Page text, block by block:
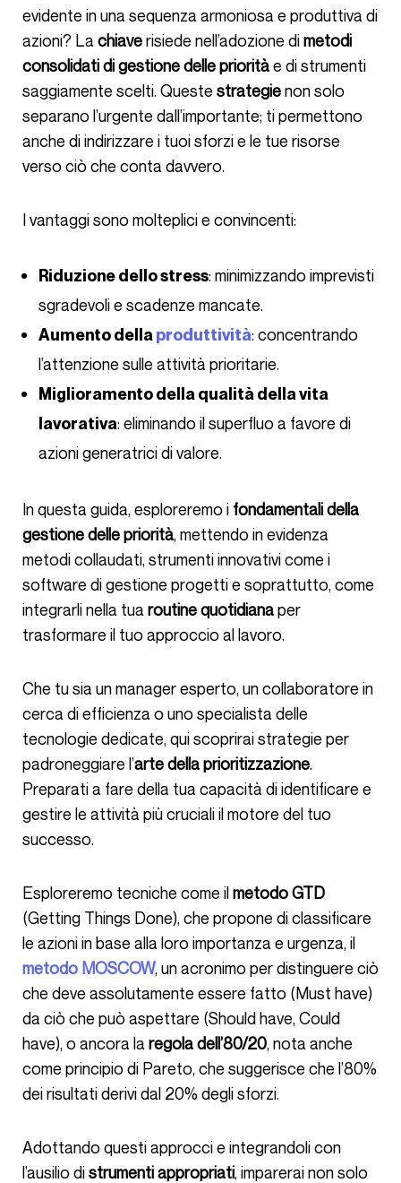
evidente in una sequenza armoniosa e produttiva di
azioni? La chiaverisiede nell’adozione dimetodi
consolidati di gestione delle prioritàe di strumenti
saggiamente scelti. Queste strategienon solo
separano l’urgente dall’importante; ti permettono
anche di indirizzare i tuoi sforzi e le tue risorse
verso ciò che conta davvero.
I vantaggi sono molteplici e convincenti:
Riduzione dello stress: minimizzando imprevisti
sgradevoli e scadenze mancate.
Aumento della produttività: concentrando
l’attenzione sulle attività prioritarie.
Miglioramento della qualità della vita
lavorativa: eliminando il superfluo a favore di
azioni generatrici di valore.
In questa guida, esploreremo i fondamentali della
gestione delle priorità, mettendo in evidenza
metodi collaudati, strumenti innovativi come i
software di gestione progetti e soprattutto, come
integrarli nella tua routine quotidianaper
trasformare il tuo approccio al lavoro.
Che tu sia un manager esperto, un collaboratore in
cerca di efficienza o uno specialista delle
tecnologie dedicate, qui scoprirai strategie per
padroneggiare l’arte della prioritizzazione.
Preparati a fare della tua capacità di identificare e
gestire le attività più cruciali il motore del tuo
successo.
Esploreremo tecniche come ilmetodo GTD
(Getting Things Done), che propone di classificare
le azioni in base alla loro importanza e urgenza, il
metodo MOSCOW, un acronimo per distinguere ciò
che deve assolutamente essere fatto (Must have)
da ciò che può aspettare (Should have, Could
have), o ancora la regola dell’80/20, nota anche
come principio di Pareto, che suggerisce che l’80%
dei risultati derivi dal 20% degli sforzi.
Adottando questi approcci e integrandoli con
l’ausilio distrumenti appropriati, imparerai non solo